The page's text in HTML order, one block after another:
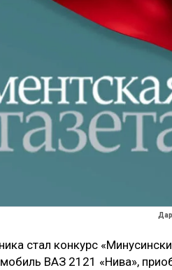
стал конкурс
ВАЗ 2121 «Нива»,